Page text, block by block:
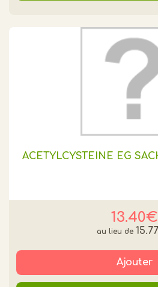
ACETYLCYSTEINE EG
13.40€
Ajouter